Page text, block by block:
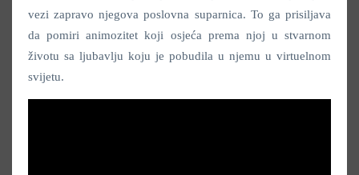
vezi zapravo njegova poslovna suparnica. To ga prisiljava
da pomiri animozitet koji osjeća prema njoj u stvarnom
životu sa ljubavlju koju je pobudila u njemu u virtuelnom
svijetu.